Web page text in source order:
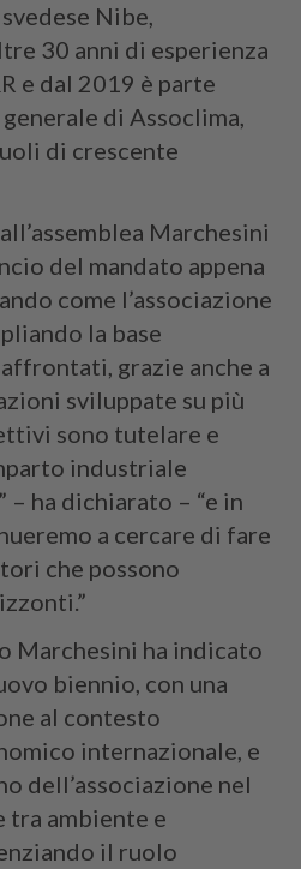
Nibe,
30 anni di esperienza
e dal 2019 è parte
di Assoclima,
di crescente
Marchesini
del mandato appena
come l’associazione
la base
grazie anche a
sviluppate su più
sono tutelare e
industriale
– ha dichiarato – “e in
a cercare di fare
che possono
Marchesini ha indicato
biennio, con una
al contesto
internazionale, e
dell’associazione nel
tra ambiente e
il ruolo